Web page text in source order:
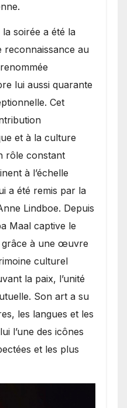
la soirée a été la
reconnaissance au
lui aussi quarante
Cet
et à la culture
rôle constant
à l’échelle
a été remis par la
Lindboe. Depuis
Maal captive le
grâce à une œuvre
culturel
la paix, l’unité
Son art a su
les langues et les
l’une des icônes
et les plus